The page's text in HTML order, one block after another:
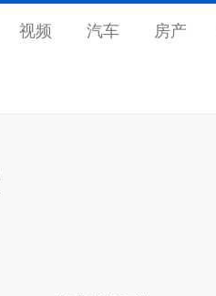
视频 汽车 房产